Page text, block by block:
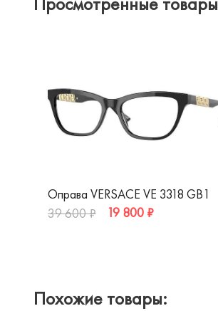
Оправа VERSACE VE 3318 GB1
39 600 ₽
19 800 ₽
Похожие товары: